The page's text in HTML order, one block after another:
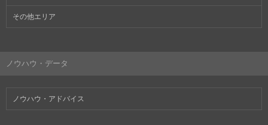
その他エリア
ノウハウ・データ
ノウハウ・アドバイス